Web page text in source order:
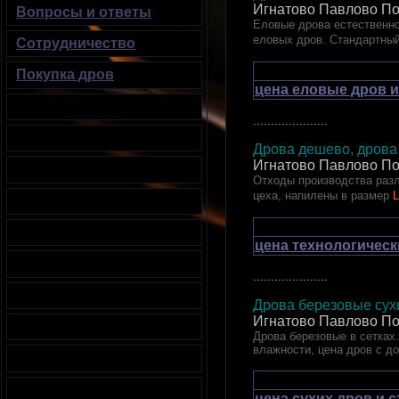
Игнатово Павлово
Еловые дрова
еловых дров.
цена еловые дров
.....................
Дрова дешево, дрова
Игнатово Павлово
Отходы производства
цеха, напилены в размер
цена
.....................
Дрова березовые
Игнатово Павлово
Дрова березовые в
влажности, цена дров с
Вопросы и ответы
Сотрудничество
Покупка дров